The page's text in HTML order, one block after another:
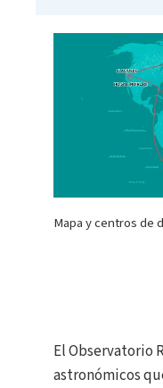
Mapa y centros de
El Observatorio
astronómicos